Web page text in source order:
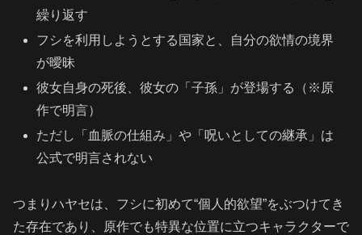
繰り返す
フシを利用しようとする国家と、自分の欲情の境界
が曖昧
彼女自身の死後、彼女の「子孫」が登場する（※原
作で明言）
ただし「血脈の仕組み」や「呪いとしての継承」は
公式で明言されない
つまりハヤセは、フシに初めて“個人的欲望”をぶつけてき
た存在であり、原作でも特異な位置に立つキャラクターで